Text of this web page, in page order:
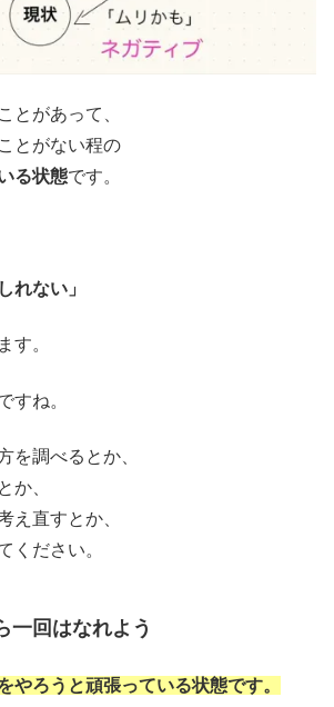
とがあって、
とがない程の
る状態です。
れない」
す。
すね。
を調べるとか、
か、
え直すとか、
ください。
一回はなれよう
やろうと頑張っている状態です。